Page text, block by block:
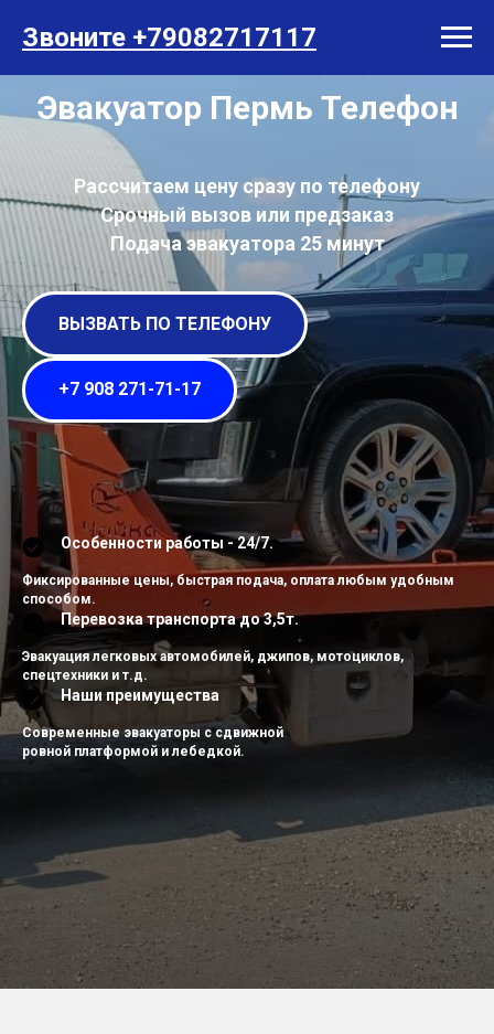
Звоните +79082717117
Эвакуатор Пермь Телефон
Рассчитаем цену сразу по телефону
Срочный вызов или предзаказ
Подача эвакуатора 25 минут
ВЫЗВАТЬ ПО ТЕЛЕФОНУ
+7 908 271-71-17
Особенности работы - 24/7.
Фиксированные цены, быстрая подача, оплата любым удобным
способом.
Перевозка транспорта до 3,5т.
Эвакуация легковых автомобилей, джипов, мотоциклов,
спецтехники и т.д.
Наши преимущества
Современные эвакуаторы с сдвижной
ровной платформой и лебедкой.